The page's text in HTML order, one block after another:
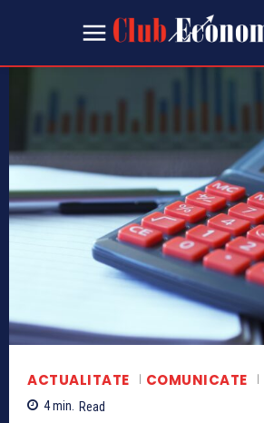
ACTUALITATE COMUNICATE
4min. Read